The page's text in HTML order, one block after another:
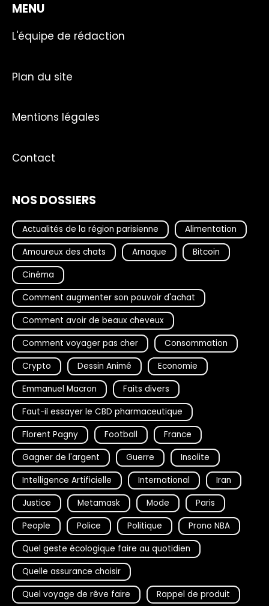
MENU
L'équipe de rédaction
Plan du site
Mentions légales
Contact
NOS DOSSIERS
Actualités de la région parisienne
Alimentation
Amoureux des chats
Arnaque
Bitcoin
Cinéma
Comment augmenter son pouvoir d'achat
Comment avoir de beaux cheveux
Comment voyager pas cher
Consommation
Crypto
Dessin Animé
Economie
Emmanuel Macron
Faits divers
Faut-il essayer le CBD pharmaceutique
Florent Pagny
Football
France
Gagner de l'argent
Guerre
Insolite
Intelligence Artificielle
International
Iran
Justice
Metamask Mode
Paris
People
Police Politique
Prono NBA
Quel geste écologique faire au quotidien
Quelle assurance choisir
Quel voyage de rêve faire
Rappel de produit